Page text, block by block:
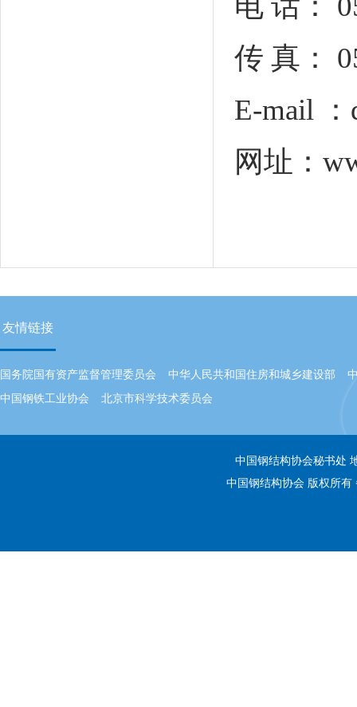
传 真：
E-mail
网址：
友情链接
国务院国有资产监督管理委员会 中华人民共和国住房和城乡建设部
中国钢铁工业协会
北京市科学技术委员会
中国钢结构协会秘书处
中国钢结构协会 版权所有